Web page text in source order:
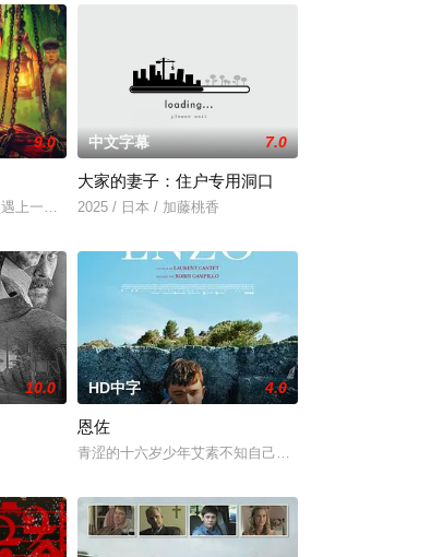
艺家却离奇身亡的双胞胎妹妹瑞音时，瑞真孤身一人踏上
中，牵引出“婴胎报仇”，“娘娘索命”等一连串妖异事件，张天盛虽
9.0
上一起离奇的神像杀人事件，勘案过程中，牵引出“婴胎报仇”，“
中文字幕 7.0
大家的妻子：住户专用洞口
2025 / 日本 / 加藤桃香
10.0 HD中字 4.0
恩佐
青涩的十六岁少年艾素不知自己想要什么，却清楚自己